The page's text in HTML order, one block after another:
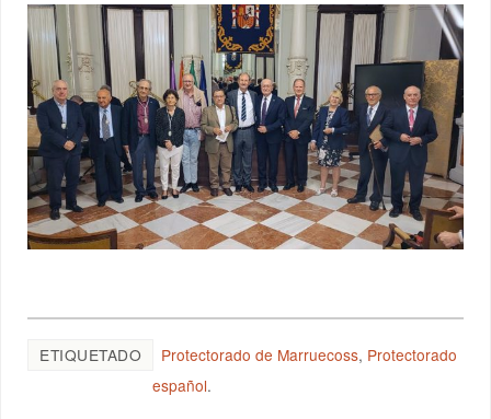
ETIQUETADO Protectorado de Marruecoss, Protectorado
español.